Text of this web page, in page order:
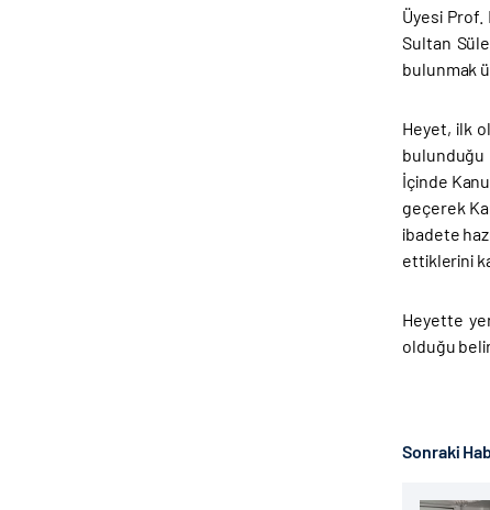
Üyesi
Sultan
bulunmak
Heyet, ilk
bulunduğu
İçinde
geçerek
ibadete
ettiklerini
Heyette
olduğu
Sonraki